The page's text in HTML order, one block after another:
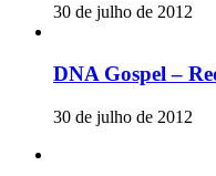
30 de julho de 2012
DNA Gospel –
30 de julho de 2012